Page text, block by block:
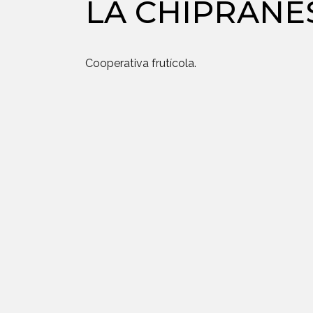
LA
Cooperativa frutícola.